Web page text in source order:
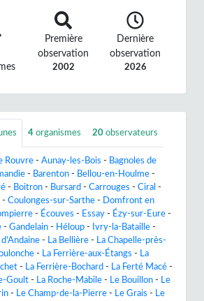
Première
observation
2002
Dernière
observation
2026
4 organismes 20 observateurs
Rouvre - Aunay-les-Bois - Bagnoles de
- Barenton - Bellou-en-Houlme -
- Boitron - Bursard - Carrouges - Ciral -
- Coulonges-sur-Sarthe -
Domfront en
- Écouves - Essay - Ézy-sur-Eure -
- Gandelain - Héloup - Ivry-la-Bataille -
d'Andaine - La Bellière - La Chapelle-près-
- La Ferrière-aux-Étangs - La
- La Ferrière-Bochard - La Ferté Macé -
Goult - La Roche-Mabile - Le Bouillon - Le
- Le Champ-de-la-Pierre - Le Grais - Le